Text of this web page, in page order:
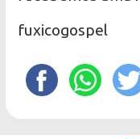
fuxicogospel